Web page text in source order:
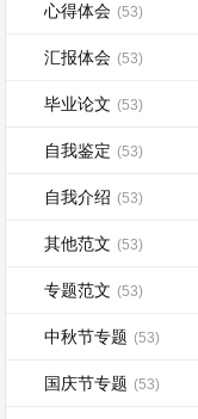
心得体会 (53)
汇报体会 (53)
毕业论文 (53)
自我鉴定 (53)
自我介绍 (53)
其他范文 (53)
专题范文 (53)
中秋节专题 (53)
国庆节专题 (53)